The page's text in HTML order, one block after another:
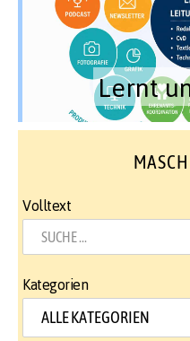
Lernt
Volltext
Kategorien